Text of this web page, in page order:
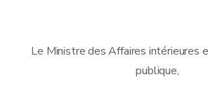
Le Ministre des Affaires intérieures
publique,